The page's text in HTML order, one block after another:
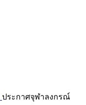
ประกาศจุฬาลงกรณ์